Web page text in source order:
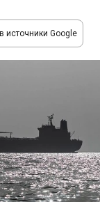
источники Google